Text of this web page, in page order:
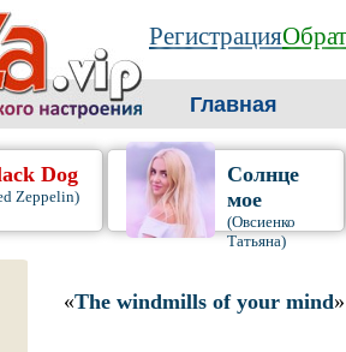
Регистрация
Главная
Dog
Zeppelin)
Солнце
мое
(Овсиенко
Татьяна)
«The windmills of your mind